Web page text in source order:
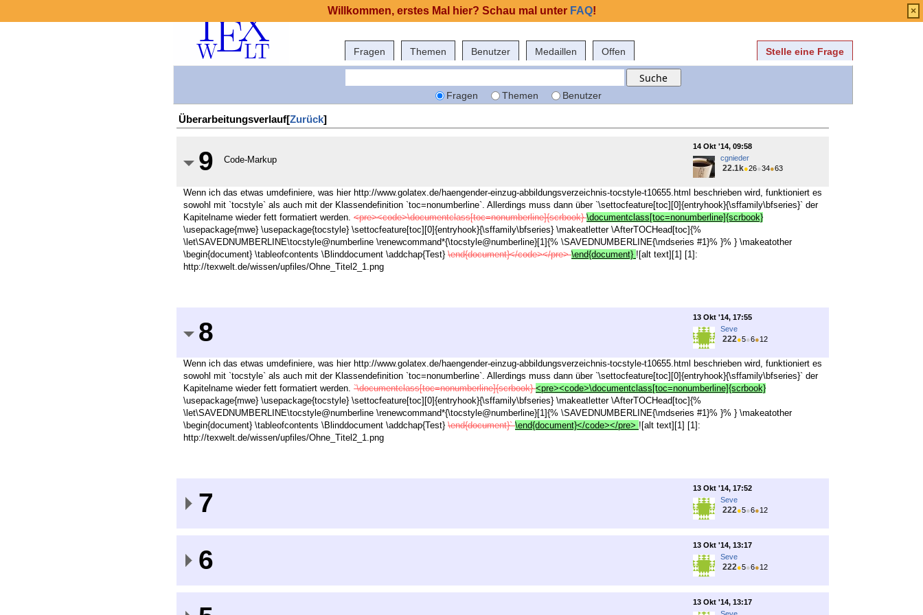
Fragen Themen Benutzer Medaillen Offen Stelle eine Frage
Fragen Themen Benutzer
Überarbeitungsverlauf[Zurück]
9 Code-Markup
14 Okt '14, 09:58
cgnieder
22.1k●26●34●63
Wenn ich das etwas umdefiniere, was hier http://www.golatex.de/haengender-einzug-abbildungsverzeichnis-tocstyle-t10655.html beschrieben wird, funktioniert es
sowohl mit `tocstyle` als auch mit der Klassendefinition `toc=nonumberline`. Allerdings muss dann über `\settocfeature[toc][0]{entryhook}{\sffamily\bfseries}` der
Kapitelname wieder fett formatiert werden. <pre><code>\documentclass[toc=nonumberline]{scrbook}\documentclass[toc=nonumberline]{scrbook}
\usepackage{mwe} \usepackage{tocstyle} \settocfeature[toc][0]{entryhook}{\sffamily\bfseries} \makeatletter \AfterTOCHead[toc]{%
\let\SAVEDNUMBERLINE\tocstyle@numberline \renewcommand*{\tocstyle@numberline}[1]{% \SAVEDNUMBERLINE{\mdseries #1}% }% } \makeatother
\begin{document} \tableofcontents \Blinddocument \addchap{Test} \end{document}</code></pre>\end{document} ![alt text][1] [1]:
http://texwelt.de/wissen/upfiles/Ohne_Titel2_1.png
8
13 Okt '14, 17:55
Seve
222●5●6●12
Wenn ich das etwas umdefiniere, was hier http://www.golatex.de/haengender-einzug-abbildungsverzeichnis-tocstyle-t10655.html beschrieben wird, funktioniert es
sowohl mit `tocstyle` als auch mit der Klassendefinition `toc=nonumberline`. Allerdings muss dann über `\settocfeature[toc][0]{entryhook}{\sffamily\bfseries}` der
Kapitelname wieder fett formatiert werden. `\documentclass[toc=nonumberline]{scrbook}<pre><code>\documentclass[toc=nonumberline]{scrbook}
\usepackage{mwe} \usepackage{tocstyle} \settocfeature[toc][0]{entryhook}{\sffamily\bfseries} \makeatletter \AfterTOCHead[toc]{%
\let\SAVEDNUMBERLINE\tocstyle@numberline \renewcommand*{\tocstyle@numberline}[1]{% \SAVEDNUMBERLINE{\mdseries #1}% }% } \makeatother
\begin{document} \tableofcontents \Blinddocument \addchap{Test} \end{document}`\end{document}</code></pre> ![alt text][1] [1]:
http://texwelt.de/wissen/upfiles/Ohne_Titel2_1.png
7
13 Okt '14, 17:52
Seve
222●5●6●12
6
13 Okt '14, 13:17
Seve
222●5●6●12
13 Okt '14, 13:17
Willkommen, erstes Mal hier? Schau mal unter FAQ! ×